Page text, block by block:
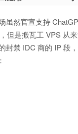
虽然官宣支持
，但是搬瓦工 VPS 从
封禁 IDC 商的 IP 段